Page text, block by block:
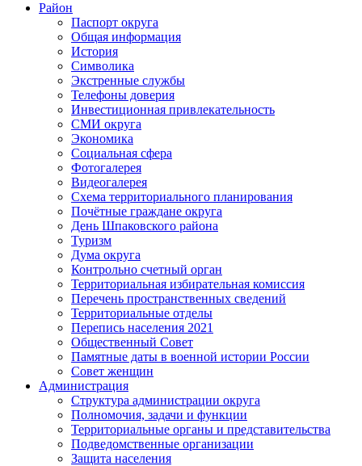
Район
Паспорт округа
Общая информация
История
Символика
Экстренные службы
Телефоны доверия
Инвестиционная привлекательность
СМИ округа
Экономика
Социальная сфера
Фотогалерея
Видеогалерея
Схема территориального планирования
Почётные граждане округа
День Шпаковского района
Туризм
Дума округа
Контрольно счетный орган
Территориальная избирательная комиссия
Перечень пространственных сведений
Территориальные отделы
Перепись населения 2021
Общественный Совет
Памятные даты в военной истории России
Совет женщин
Администрация
Структура администрации округа
Полномочия, задачи и функции
Территориальные органы и представительства
Подведомственные организации
Защита населения